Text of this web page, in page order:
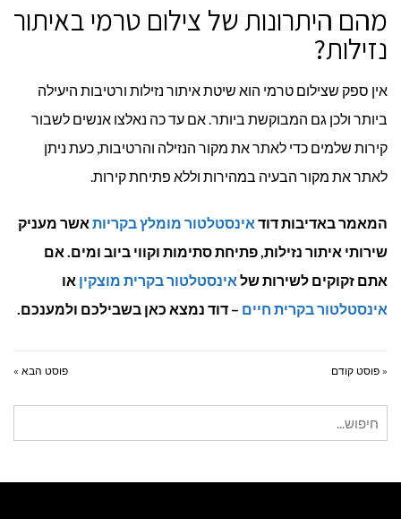
מהם היתרונות של צילום טרמי באיתור
נזילות?
אין ספק שצילום טרמי הוא שיטת איתור נזילות ורטיבות היעילה
ביותר ולכן גם המבוקשת ביותר. אם עד כה נאלצו אנשים לשבור
קירות שלמים כדי לאתר את מקור הנזילה והרטיבות, כעת ניתן
לאתר את מקור הבעיה במהירות וללא פתיחת קירות.
המאמר באדיבות דוד אינסטלטור מומלץ בקריות אשר מעניק
שירותי איתור נזילות, פתיחת סתימות וקווי ביוב ומים. אם
אתם זקוקים לשירות של אינסטלטור בקרית מוצקין או
אינסטלטור בקרית חיים – דוד נמצא כאן בשבילכם ולמענכם.
« פוסט קודם פוסט הבא »
עבור: